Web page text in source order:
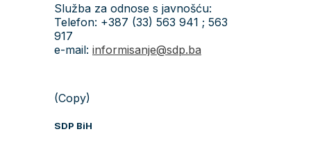
Služba za odnose s javnošću:
Telefon: +387 (33) 563 941 ; 563
917
e-mail: informisanje@sdp.ba
(Copy)
SDP BiH